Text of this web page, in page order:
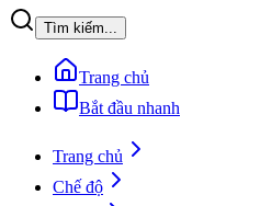
Tìm kiếm...
Trang chủ
Bắt đầu nhanh
Trang chủ
Chế độ